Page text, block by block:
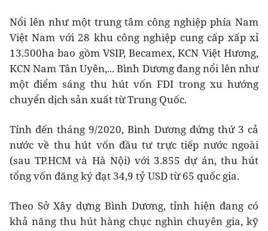
Nổi lên như một trung tâm công nghiệp phía Nam
Việt Nam với 28 khu công nghiệp cung cấp xấp xỉ
13.500ha bao gồm VSIP, Becamex, KCN Việt Hương,
KCN Nam Tân Uyên,... Bình Dương đang nổi lên như
một điểm sáng thu hút vốn FDI trong xu hướng
chuyển dịch sản xuất từ Trung Quốc.
Tính đến tháng 9/2020, Bình Dương đứng thứ 3 cả
nước về thu hút vốn đầu tư trực tiếp nước ngoài
(sau TP.HCM và Hà Nội) với 3.855 dự án, thu hút
tổng vốn đăng ký đạt 34,9 tỷ USD từ 65 quốc gia.
Theo Sở Xây dựng Bình Dương, tỉnh hiện đang có
khả năng thu hút hàng chục nghìn chuyên gia, kỹ